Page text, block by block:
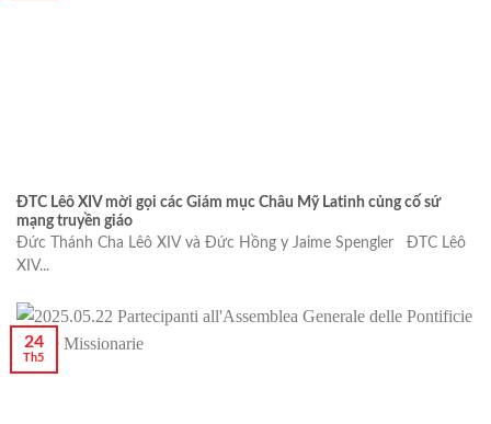
ĐTC Lêô XIV mời gọi các Giám mục Châu Mỹ Latinh củng cố sứ
mạng truyền giáo
Đức Thánh Cha Lêô XIV và Đức Hồng y Jaime Spengler ĐTC Lêô
XIV...
24
Th5